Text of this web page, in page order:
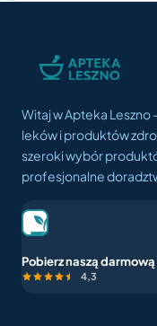
Witaj w Apteka Leszno
leków i produktów
szeroki wybór
profesjonalne
Pobierz naszą
4,3